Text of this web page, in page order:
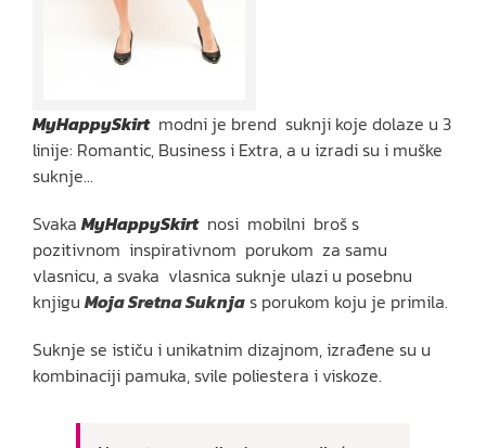
MyHappySkirtmodni je brend suknji koje dolaze u 3
linije: Romantic, Business i Extra, a u izradi su i muške
suknje…
Svaka MyHappySkirtnosi mobilni broš s
pozitivnom inspirativnom porukom za samu
vlasnicu, a svaka vlasnica suknje ulazi u posebnu
knjigu Moja Sretna Suknjas porukom koju je primila.
Suknje se ističu i unikatnim dizajnom, izrađene su u
kombinaciji pamuka, svile poliestera i viskoze.